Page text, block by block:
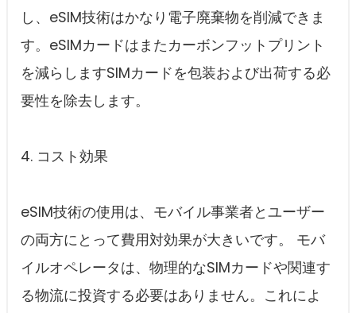
し、eSIM技術はかなり電子廃棄物を削減できま
す。eSIMカードはまたカーボンフットプリント
を減らしますSIMカードを包装および出荷する必
要性を除去します。
4. コスト効果
eSIM技術の使用は、モバイル事業者とユーザー
の両方にとって費用対効果が大きいです。 モバ
イルオペレータは、物理的なSIMカードや関連す
る物流に投資する必要はありません。これによ